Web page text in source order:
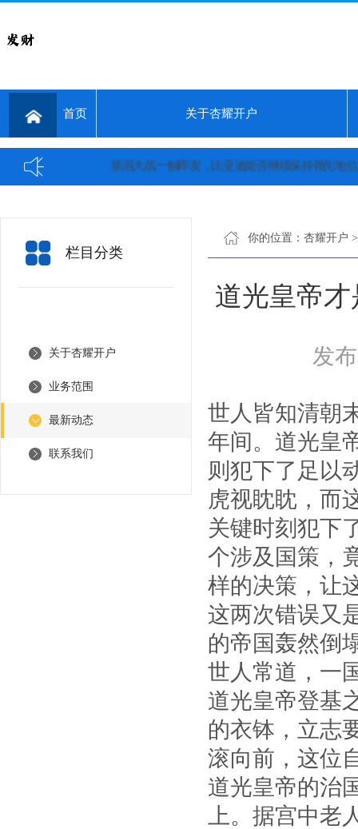
首页 关于杏耀开户
插混大战一触即发，比亚迪能否继续保持领先地位？... 11岁
栏目分类
关于杏耀开户
业务范围
最新动态
联系我们
你的位置： 杏耀开户
道光皇帝
发
世人皆知清朝
年间。道光皇
则犯下了足以
虎视眈眈，而
关键时刻犯下
个涉及国策，
样的决策，让
这两次错误又
的帝国轰然倒
世人常道，一
道光皇帝登基
的衣钵，立志
滚向前，这位
道光皇帝的治
上。据宫中